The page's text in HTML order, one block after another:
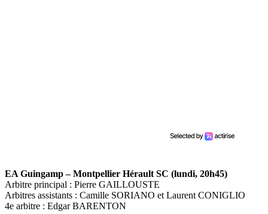
EA Guingamp – Montpellier Hérault SC (lundi, 20h45)
Arbitre principal : Pierre GAILLOUSTE
Arbitres assistants : Camille SORIANO et Laurent CONIGLIO
4e arbitre : Edgar BARENTON